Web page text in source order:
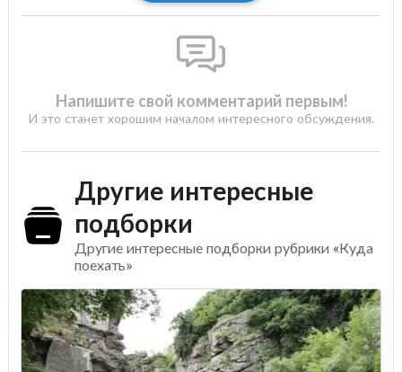
Напишите свой комментарий первым!
И это станет хорошим началом интересного обсуждения.
Другие интересные
подборки
Другие интересные подборки рубрики «Куда
поехать»